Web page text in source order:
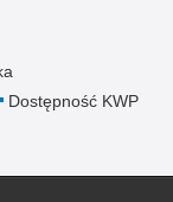
Dostępność KWP